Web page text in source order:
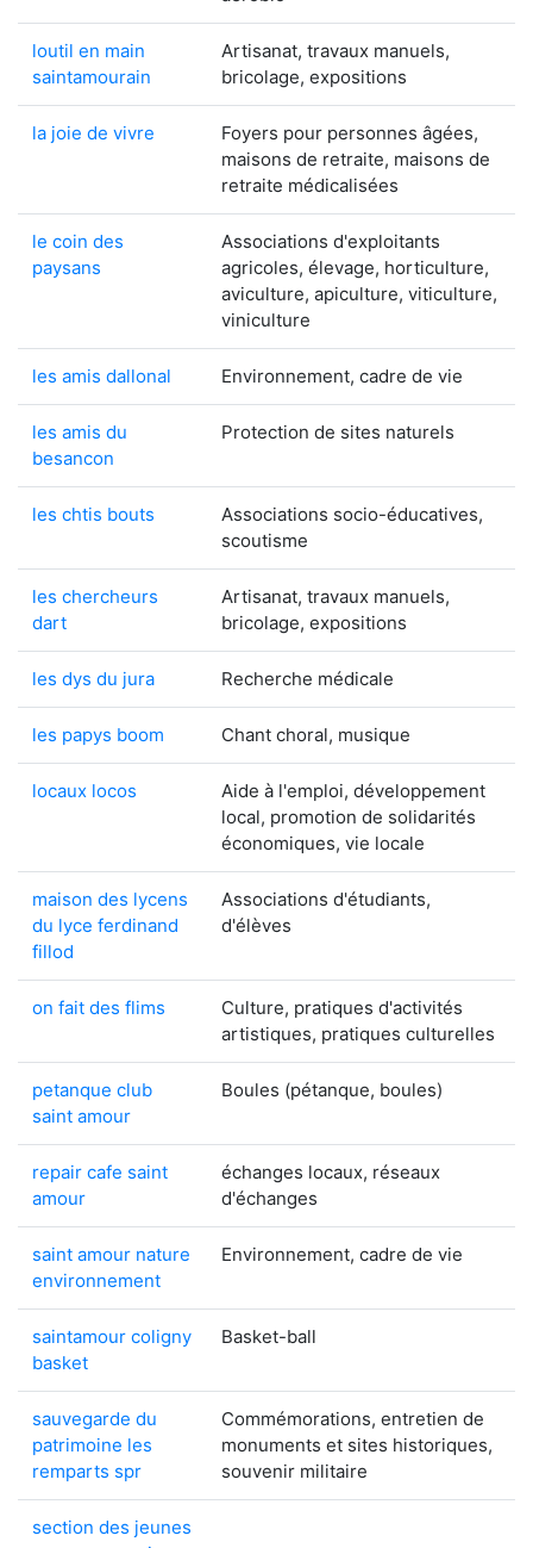
loutil en main
saintamourain
Artisanat, travaux manuels,
bricolage, expositions
la joie de vivre
Foyers pour personnes âgées,
maisons de retraite, maisons de
retraite médicalisées
le coin des
paysans
Associations d'exploitants
agricoles, élevage, horticulture,
aviculture, apiculture, viticulture,
viniculture
les amis dallonal Environnement, cadre de vie
les amis du
besancon
Protection de sites naturels
les chtis bouts
Associations socio-éducatives,
scoutisme
les chercheurs
dart
Artisanat, travaux manuels,
bricolage, expositions
les dys du jura Recherche médicale
les papys boom Chant choral, musique
locaux locos
Aide à l'emploi, développement
local, promotion de solidarités
économiques, vie locale
maison des lycens
du lyce ferdinand
fillod
Associations d'étudiants,
d'élèves
on fait des flims
Culture, pratiques d'activités
artistiques, pratiques culturelles
petanque club
saint amour
Boules (pétanque, boules)
repair cafe saint
amour
échanges locaux, réseaux
d'échanges
saint amour nature
environnement
Environnement, cadre de vie
saintamour coligny
basket
Basket-ball
sauvegarde du
patrimoine les
remparts spr
Commémorations, entretien de
monuments et sites historiques,
souvenir militaire
section des jeunes